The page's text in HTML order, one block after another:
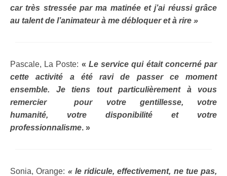
Références
Presse
Formation animateur de yoga du rire
car très stressée par ma matinée et j’ai réussi grâce
au talent de l’animateur à me débloquer et à rire »
Pascale, La Poste: « Le service qui était concerné par
cette activité a été ravi de passer ce moment
ensemble. Je tiens tout particulièrement à vous
remercier pour votre gentillesse, votre
humanité, votre disponibilité et votre
professionnalisme. »
Sonia, Orange: « le ridicule, effectivement, ne tue pas,